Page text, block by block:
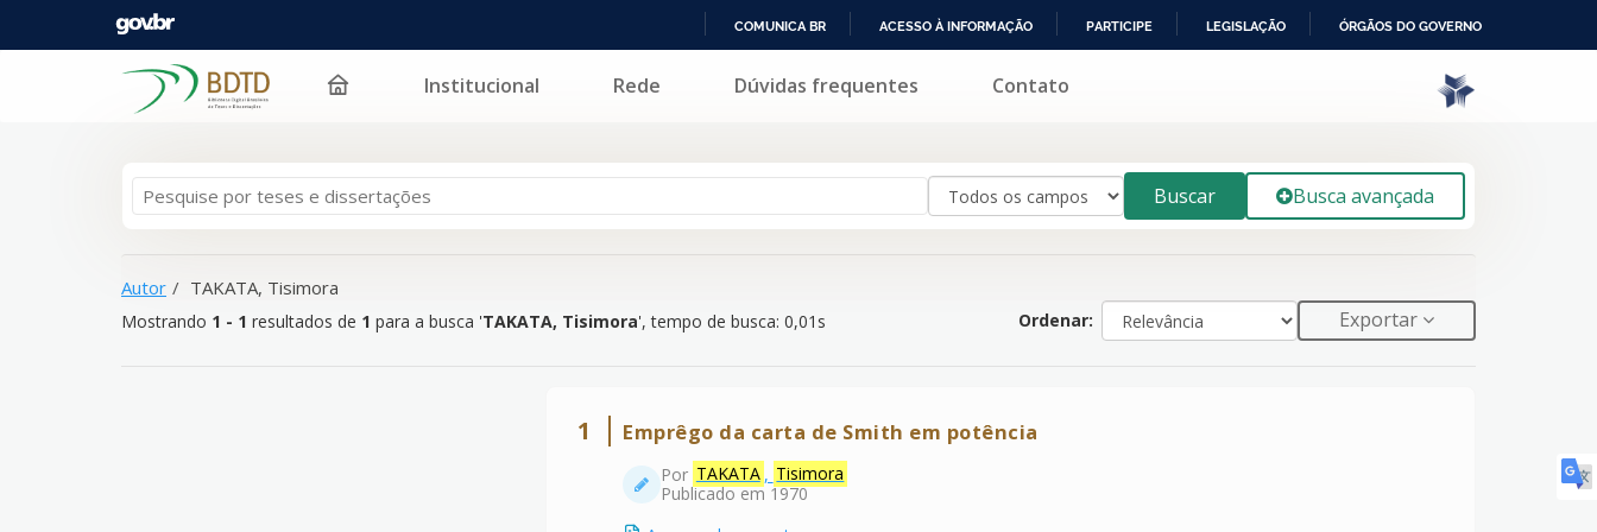
PARA
COMUNICA BR ACESSO À INFORMAÇÃO PARTICIPE LEGISLAÇÃO ÓRGÃOS DO GOVERNO
resultados de1para a busca ' TAKATA, Tisimora
Pular para o conteúdo Institucional Rede Dúvidas frequentes Contato
Buscar Busca avançada
Autor TAKATA, Tisimora
Mostrando 1 - 1 resultados de 1 para a busca 'TAKATA, Tisimora', tempo de busca: 0,01s Ordenar: Exportar
1 Emprêgo da carta de Smith em potência
Por TAKATA , Tisimora
Publicado em 1970